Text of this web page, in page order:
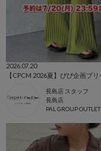
2026.07.20
長島店 スタッフ
長島店
PAL GROUP OUTLET